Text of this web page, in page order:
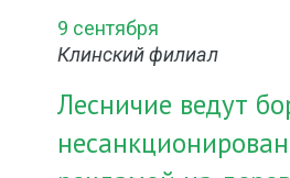
9 сентября
Клинский филиал
Лесничие ведут